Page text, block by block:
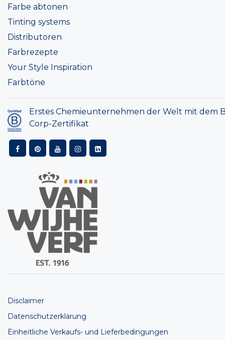
Farbe abtonen
Tinting systems
Distributoren
Farbrezepte
Your Style Inspiration
Farbtöne
Erstes Chemieunternehmen der Welt mit dem
Corp-Zertifikat
Disclaimer
Datenschutzerklärung
Einheitliche Verkaufs- und Lieferbedingungen